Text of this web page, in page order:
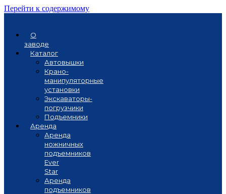
Перейти к содержимому
О
заводе
Каталог
Автовышки
Крано-
манипуляторные
установки
Экскаваторы-
погрузчики
Подъемники
Аренда
Аренда
ножничных
подъемников
Ever
Star
Аренда
подъемников